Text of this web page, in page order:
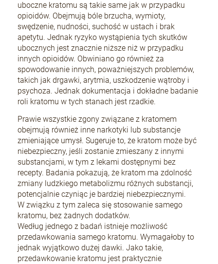
uboczne kratomu są takie same jak w przypadku
opioidów. Obejmują bóle brzucha, wymioty,
swędzenie, nudności, suchość w ustach i brak
apetytu. Jednak ryzyko wystąpienia tych skutków
ubocznych jest znacznie niższe niż w przypadku
innych opioidów. Obwiniano go również za
spowodowanie innych, poważniejszych problemów,
takich jak drgawki, arytmia, uszkodzenie wątroby i
psychoza. Jednak dokumentacja i dokładne badanie
roli kratomu w tych stanach jest rzadkie.
Prawie wszystkie zgony związane z kratomem
obejmują również inne narkotyki lub substancje
zmieniające umysł. Sugeruje to, że kratom może być
niebezpieczny, jeśli zostanie zmieszany z innymi
substancjami, w tym z lekami dostępnymi bez
recepty. Badania pokazują, że kratom ma zdolność
zmiany ludzkiego metabolizmu różnych substancji,
potencjalnie czyniąc je bardziej niebezpiecznymi.
W związku z tym zaleca się stosowanie samego
kratomu, bez żadnych dodatków.
Według jednego z badań istnieje możliwość
przedawkowania samego kratomu. Wymagałoby to
jednak wyjątkowo dużej dawki. Jako takie,
przedawkowanie kratomu jest praktycznie